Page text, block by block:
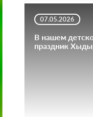
07.05.2026
В нашем
праздник